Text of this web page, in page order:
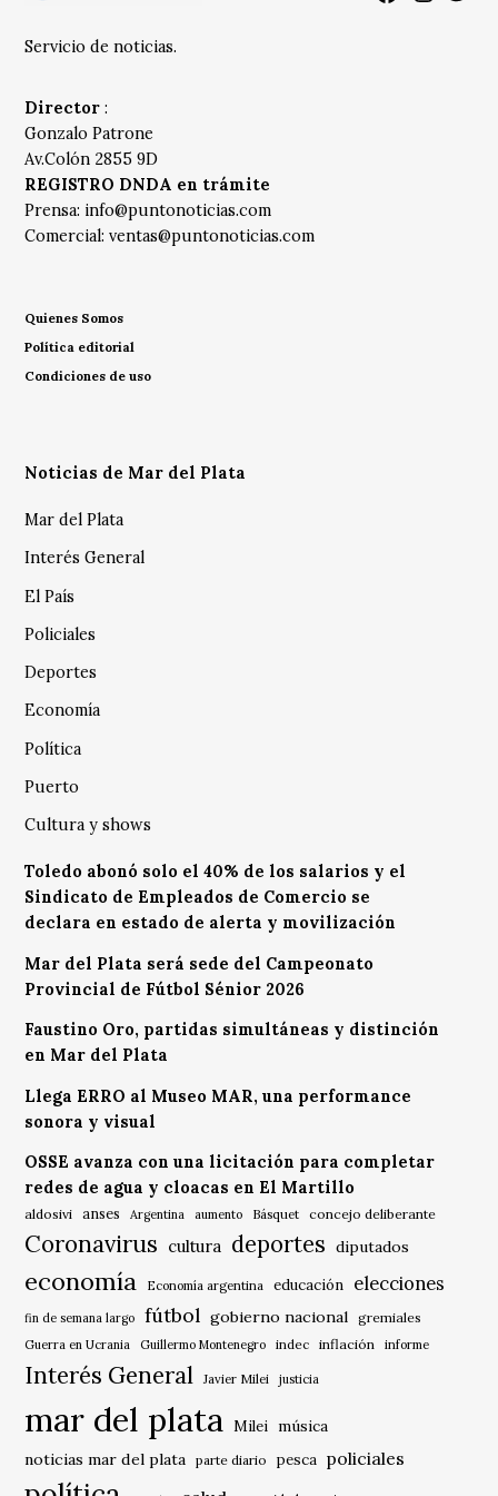
Servicio de noticias.
Director :
Gonzalo Patrone
Av.Colón 2855 9D
REGISTRO DNDA en trámite
Prensa: info@puntonoticias.com
Comercial:ventas@puntonoticias.com
Quienes Somos
Política editorial
Condiciones de uso
Noticias de Mar del Plata
Mar del Plata
Interés General
El País
Policiales
Deportes
Economía
Política
Puerto
Cultura y shows
Toledo abonó solo el 40% de los salarios y el
Sindicato de Empleados de Comercio se
declara en estado de alerta y movilización
Mar del Plata será sede del Campeonato
Provincial de Fútbol Sénior 2026
Faustino Oro, partidas simultáneas y distinción
en Mar del Plata
Llega ERRO al Museo MAR, una performance
sonora y visual
OSSE avanza con una licitación para completar
redes de agua y cloacas en El Martillo
aldosivi anses Argentina aumento Básquet concejo deliberante
Coronavirus cultura deportes diputados
economía Economía argentina educación elecciones
fin de semana largo fútbol gobierno nacional gremiales
Guerra en Ucrania Guillermo Montenegro indec inflación informe
Interés General Javier Milei justicia
mar del plata Milei música
noticias mar del plata
parte diario pesca policiales